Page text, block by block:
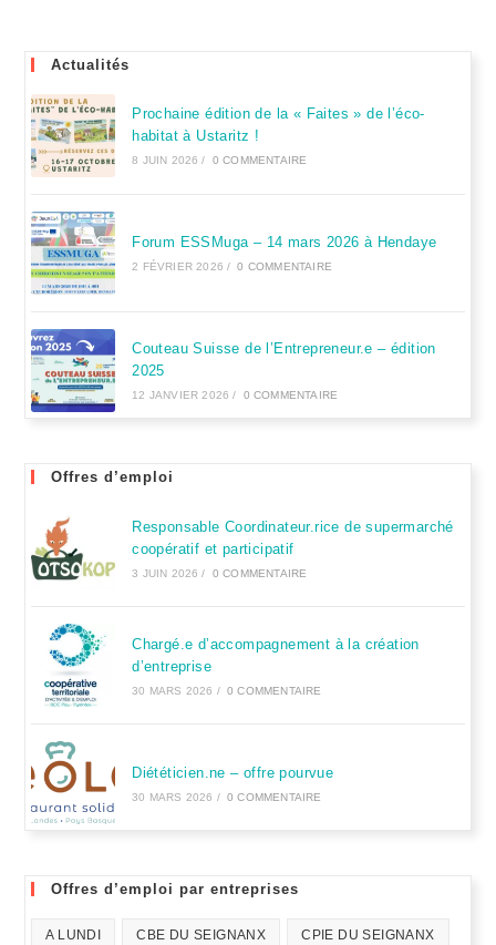
Actualités
Prochaine édition de la « Faites » de l’éco-
habitat à Ustaritz !
8 JUIN 2026 / 0 COMMENTAIRE
Forum ESSMuga – 14 mars 2026 à Hendaye
2 FÉVRIER 2026 / 0 COMMENTAIRE
Couteau Suisse de l’Entrepreneur.e – édition
2025
12 JANVIER 2026 / 0 COMMENTAIRE
Offres d’emploi
Responsable Coordinateur.rice de supermarché
coopératif et participatif
3 JUIN 2026 / 0 COMMENTAIRE
Chargé.e d’accompagnement à la création
d’entreprise
30 MARS 2026 / 0 COMMENTAIRE
Diététicien.ne – offre pourvue
30 MARS 2026 / 0 COMMENTAIRE
Offres d’emploi par entreprises
A LUNDI CBE DU SEIGNANX CPIE DU SEIGNANX